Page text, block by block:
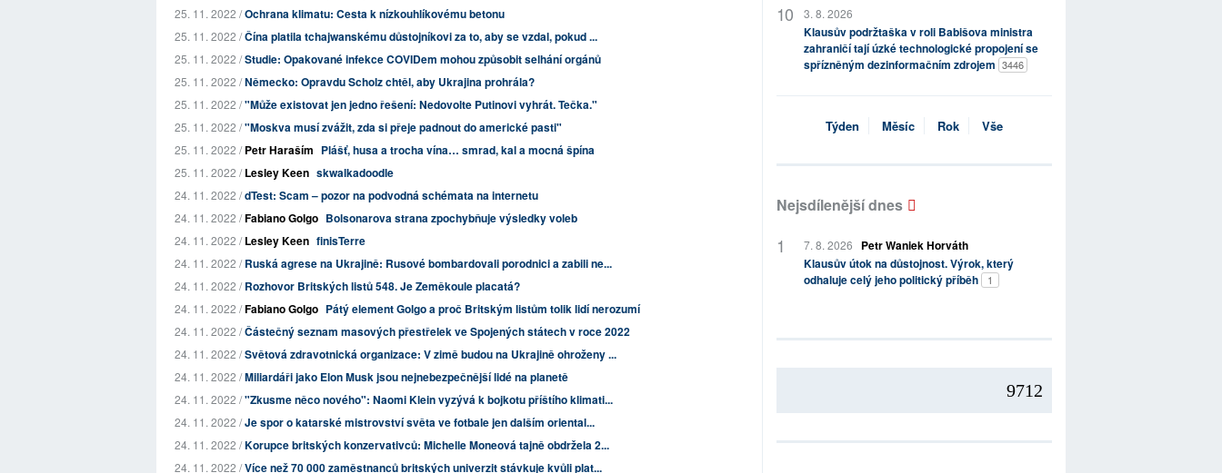
25. 11. 2022 /Ochrana klimatu: Cesta k nízkouhlíkovému betonu
25. 11. 2022 /Čína platila tchajwanskému důstojníkovi za to, aby se vzdal, pokud ...
25. 11. 2022 /Studie: Opakované infekce COVIDem mohou způsobit selhání orgánů
25. 11. 2022 /Německo: Opravdu Scholz chtěl, aby Ukrajina prohrála?
25. 11. 2022 /"Může existovat jen jedno řešení: Nedovolte Putinovi vyhrát. Tečka."
25. 11. 2022 /"Moskva musí zvážit, zda si přeje padnout do americké pasti"
25. 11. 2022 /Petr Haraším Plášť, husa a trocha vína… smrad, kal a mocná špína
25. 11. 2022 /Lesley Keen skwalkadoodle
24. 11. 2022 /dTest: Scam – pozor na podvodná schémata na internetu
24. 11. 2022 /Fabiano Golgo Bolsonarova strana zpochybňuje výsledky voleb
24. 11. 2022 /Lesley Keen finisTerre
24. 11. 2022 /Ruská agrese na Ukrajině: Rusové bombardovali porodnici a zabili ne...
24. 11. 2022 /Rozhovor Britských listů 548. Je Zeměkoule placatá?
24. 11. 2022 /Fabiano Golgo Pátý element Golgo a proč Britským listům tolik lidí nerozumí
24. 11. 2022 /Částečný seznam masových přestřelek ve Spojených státech v roce 2022
24. 11. 2022 /Světová zdravotnická organizace: V zimě budou na Ukrajině ohroženy ...
24. 11. 2022 /Miliardáři jako Elon Musk jsou nejnebezpečnější lidé na planetě
24. 11. 2022 /"Zkusme něco nového": Naomi Klein vyzývá k bojkotu příštího klimati...
24. 11. 2022 /Je spor o katarské mistrovství světa ve fotbale jen dalším oriental...
24. 11. 2022 /Korupce britských konzervativců: Michelle Moneová tajně obdržela 2...
24. 11. 2022 /Více než 70 000 zaměstnanců britských univerzit stávkuje kvůli plat...
3. 8. 2026
Klausův podržtaška v roli Babišova ministra
zahraničí tají úzké technologické propojení se
spřízněným dezinformačním zdrojem 3446
Týden Měsíc Rok Vše
Nejsdílenější dnes
7. 8. 2026
Petr Waniek Horváth
Klausův útok na důstojnost. Výrok, který
odhaluje celý jeho politický příběh
1
9712